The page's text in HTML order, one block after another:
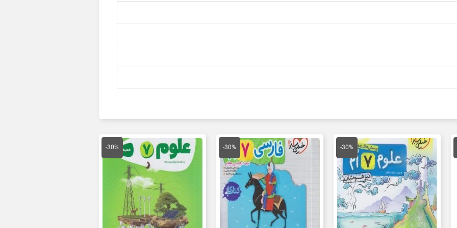
14,000 تومان
-30%
قیمت
اصلی
65,000 تومان
بود.
قیمت
فعلی
است.
-30%
قیمت
اصلی
20,000 تومان
بود.
قیمت
فعلی
14,000 تومان
است.
-30%
قیمت
اصلی
25,000 تومان
بود.
قیمت
فعلی